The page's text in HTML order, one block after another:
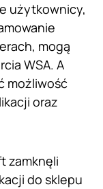
użytkownicy,
mogą
WSA. A
możliwość
oraz
zamknęli
do sklepu